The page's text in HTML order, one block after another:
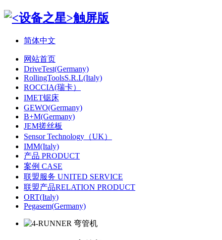
简体中文
网站首页
DriveTest(Germany)
RollingToolsS.R.L(Italy)
ROCCIA(瑞卡）
IMET锯床
GEWO(Germany)
B+M(Germany)
JEM搓丝板
Sensor Technology（UK）
IMM(Italy)
产品 PRODUCT
案例 CASE
联盟服务 UNITED SERVICE
联盟产品RELATION PRODUCT
ORT(Italy)
Pegasem(Germany)